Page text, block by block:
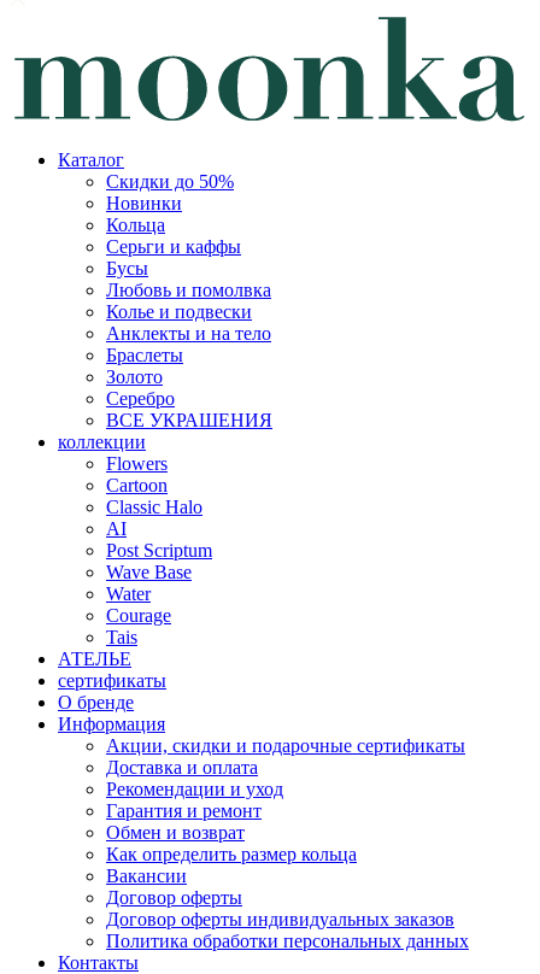
Каталог
Скидки до 50%
Новинки
Кольца
Серьги и каффы
Бусы
Любовь и помолвка
Колье и подвески
Анклекты и на тело
Браслеты
Золото
Серебро
ВСЕ УКРАШЕНИЯ
коллекции
Flowers
Cartoon
Classic Halo
AI
Post Scriptum
Wave Base
Water
Courage
Tais
АТЕЛЬЕ
сертификаты
О бренде
Информация
Акции, скидки и подарочные сертификаты
Доставка и оплата
Рекомендации и уход
Гарантия и ремонт
Обмен и возврат
Как определить размер кольца
Вакансии
Договор оферты
Договор оферты индивидуальных заказов
Политика обработки персональных данных
Контакты